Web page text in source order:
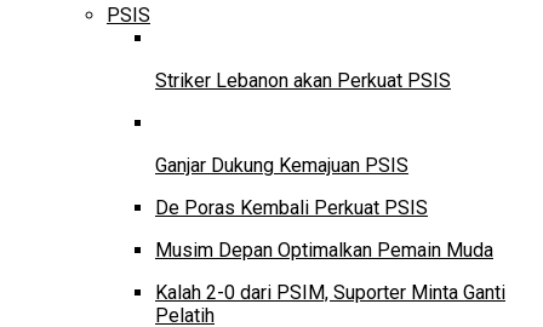
PSIS
Striker Lebanon akan Perkuat PSIS
Ganjar Dukung Kemajuan PSIS
De Poras Kembali Perkuat PSIS
Musim Depan Optimalkan Pemain Muda
Kalah 2-0 dari PSIM, Suporter Minta Ganti
Pelatih